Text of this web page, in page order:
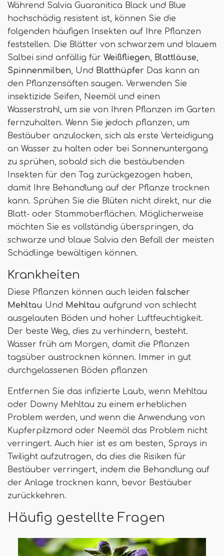
Während Salvia Guaranitica Black und Blue
hochschädig resistent ist, können Sie die
folgenden häufigen Insekten auf Ihre Pflanzen
feststellen. Die Blätter von schwarzem und blauem
Salbei sind anfällig für Weißfliegen, Blattläuse,
Spinnenmilben, Und Blatthüpfer Das kann an
den Pflanzensäften saugen. Verwenden Sie
insektizide Seifen, Neemöl und einen
Wasserstrahl, um sie von Ihren Pflanzen im Garten
fernzuhalten. Wenn Sie jedoch pflanzen, um
Bestäuber anzulocken, sich als erste Verteidigung
an Wasser zu halten oder bei Sonnenuntergang
zu sprühen, sobald sich die bestäubenden
Insekten für den Tag zurückgezogen haben,
damit Ihre Behandlung auf der Pflanze trocknen
kann. Sprühen Sie die Blüten nicht direkt, nur die
Blatt- oder Stammoberflächen. Möglicherweise
möchten Sie es vollständig überspringen, da
schwarze und blaue Salvia den Befall der meisten
Schädlinge bewältigen können.
Krankheiten
Diese Pflanzen können auch leiden falscher
Mehltau Und Mehltau aufgrund von schlecht
ausgelauten Böden und hoher Luftfeuchtigkeit.
Der beste Weg, dies zu verhindern, besteht.
Wasser früh am Morgen, damit die Pflanzen
tagsüber austrocknen können. Immer in gut
durchgelassenen Böden pflanzen
Entfernen Sie das infizierte Laub, wenn Mehltau
oder Downy Mehltau zu einem erheblichen
Problem werden, und wenn die Anwendung von
Kupferpilzmord oder Neemöl das Problem nicht
verringert. Auch hier ist es am besten, Sprays in
Twilight aufzutragen, da dies die Risiken für
Bestäuber verringert, indem die Behandlung auf
der Anlage trocknen kann, bevor Bestäuber
zurückkehren.
Häufig gestellte Fragen